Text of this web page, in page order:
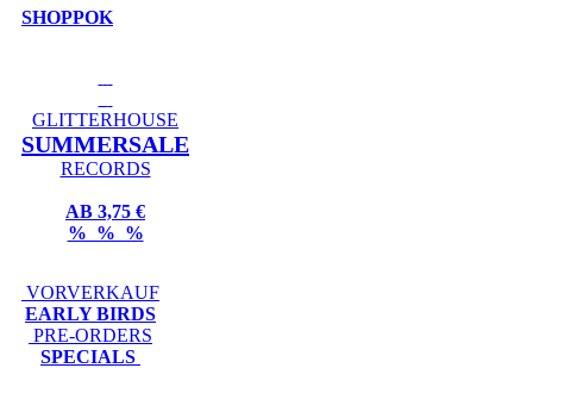
SHOPPOK
GLITTERHOUSE
SUMMERSALE
RECORDS
AB 3,75 €
% % %
VORVERKAUF
EARLY BIRDS
PRE-ORDERS
SPECIALS